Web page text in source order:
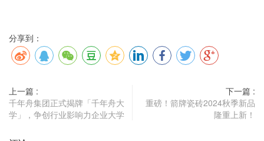
分享到：
上一篇 :
千年舟集团正式揭牌「千年舟大
学」，争创行业影响力企业大学
下一篇 :
重磅！箭牌瓷砖2024秋季新品
隆重上新！